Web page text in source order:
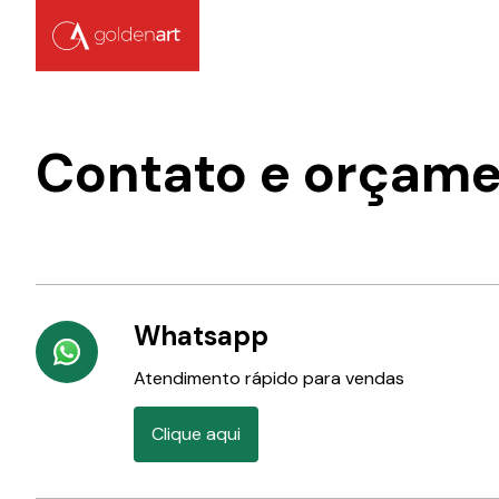
Contato e
Whatsapp
Atendimento rápido para vendas
Clique aqui